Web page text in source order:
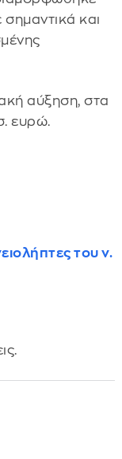
και
αύξηση, στα
ευρώ.
του ν.